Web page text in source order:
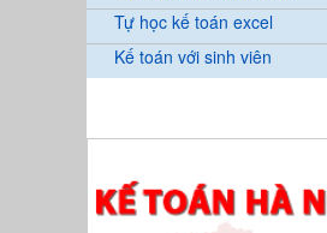
Tự học kế toán excel
Kế toán với sinh viên